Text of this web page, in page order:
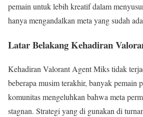
pemain untuk lebih kreatif dalam
hanya mengandalkan meta yang sudah
Latar Belakang Kehadiran
Kehadiran Valorant Agent Miks tidak
beberapa musim terakhir, banyak pemain
komunitas mengeluhkan bahwa meta
stagnan. Strategi yang di gunakan di